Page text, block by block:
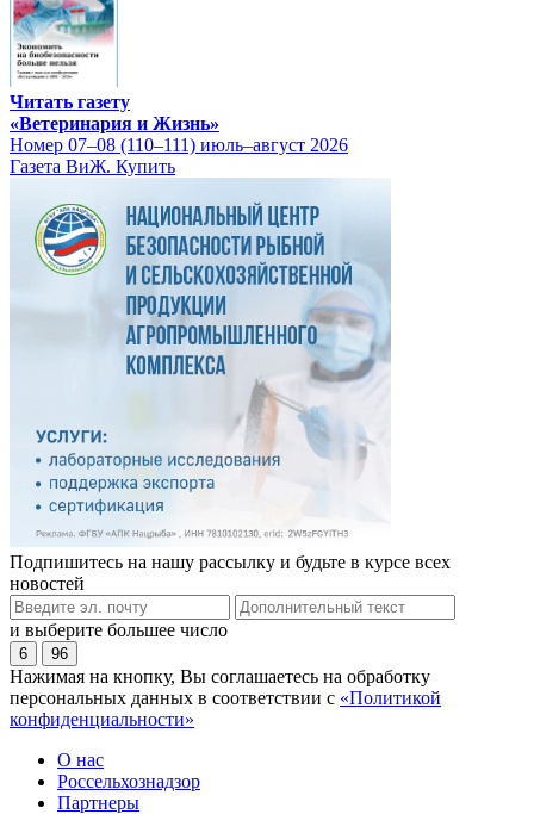
Читать газету
«Ветеринария и Жизнь»
Номер 07–08 (110–111) июль–август 2026
Газета ВиЖ. Купить
Подпишитесь на нашу рассылку и будьте в курсе всех
новостей
и выберите большее число
6 96
Нажимая на кнопку, Вы соглашаетесь на обработку
персональных данных в соответствии с «Политикой
конфиденциальности»
О нас
Россельхознадзор
Партнеры